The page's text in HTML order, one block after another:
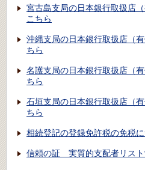
宮古島支局の日本銀行取扱店
こちら
沖縄支局の日本銀行取扱店（
ちら
名護支局の日本銀行取扱店（
ちら
石垣支局の日本銀行取扱店（
ちら
相続登記の登録免許税の免税
信頼の証 実質的支配者リスト